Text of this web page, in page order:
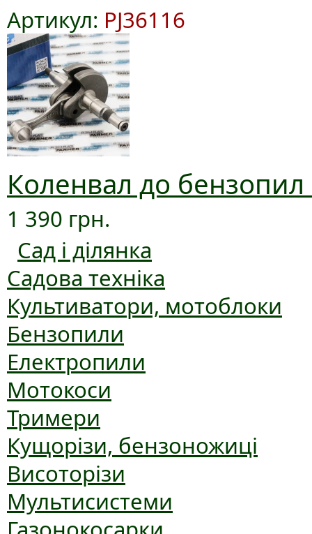
Артикул: PJ36116
Коленвал до бензопил
1 390 грн.
Сад і ділянка
Садова техніка
Культиватори, мотоблоки
Бензопили
Електропили
Мотокоси
Тримери
Кущорізи, бензоножиці
Висоторізи
Мультисистеми